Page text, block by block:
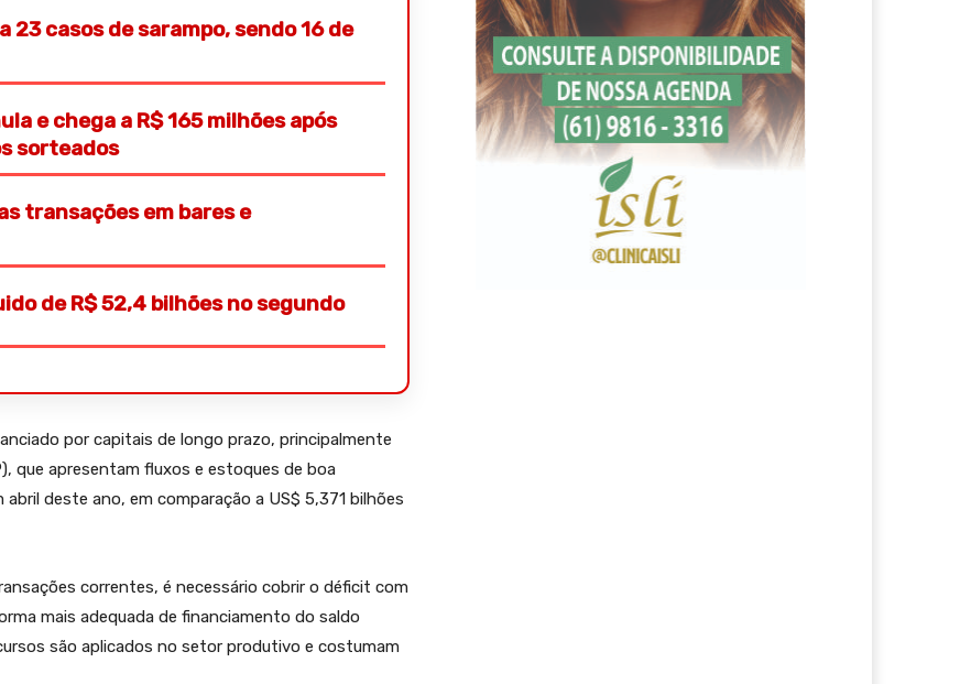
23 casos de sarampo, sendo 16 de
e chega a R$ 165 milhões após
sorteados
transações em bares e
de R$ 52,4 bilhões no segundo
por capitais de longo prazo, principalmente
que apresentam fluxos e estoques de boa
deste ano, em comparação a US$ 5,371 bilhões
correntes, é necessário cobrir o déficit com
mais adequada de financiamento do saldo
são aplicados no setor produtivo e costumam